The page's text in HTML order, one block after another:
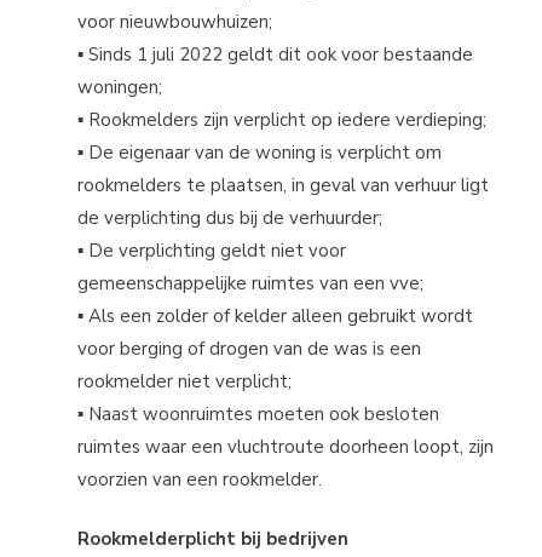
voor nieuwbouwhuizen;
▪ Sinds 1 juli 2022 geldt dit ook voor bestaande
woningen;
▪ Rookmelders zijn verplicht op iedere verdieping;
▪ De eigenaar van de woning is verplicht om
rookmelders te plaatsen, in geval van verhuur ligt
de verplichting dus bij de verhuurder;
▪ De verplichting geldt niet voor
gemeenschappelijke ruimtes van een vve;
▪ Als een zolder of kelder alleen gebruikt wordt
voor berging of drogen van de was is een
rookmelder niet verplicht;
▪ Naast woonruimtes moeten ook besloten
ruimtes waar een vluchtroute doorheen loopt, zijn
voorzien van een rookmelder.
Rookmelderplicht bij bedrijven